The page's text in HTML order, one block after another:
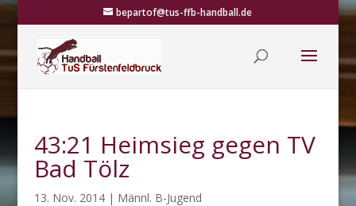
bepartof@tus-ffb-handball.de
43:21 Heimsieg gegen TV
Bad Tölz
13. Nov. 2014| Männl. B-Jugend